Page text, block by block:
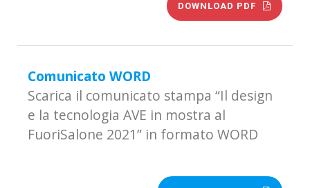
DOWNLOAD PDF
Comunicato WORD
Scarica il comunicato stampa “Il design
e la tecnologia AVE in mostra al
FuoriSalone 2021” in formato WORD